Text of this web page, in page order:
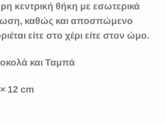
κεντρική θήκη με εσωτερικά
καθώς και αποσπώμενο
είτε στο χέρι είτε στον ώμο.
και Ταμπά
12 cm